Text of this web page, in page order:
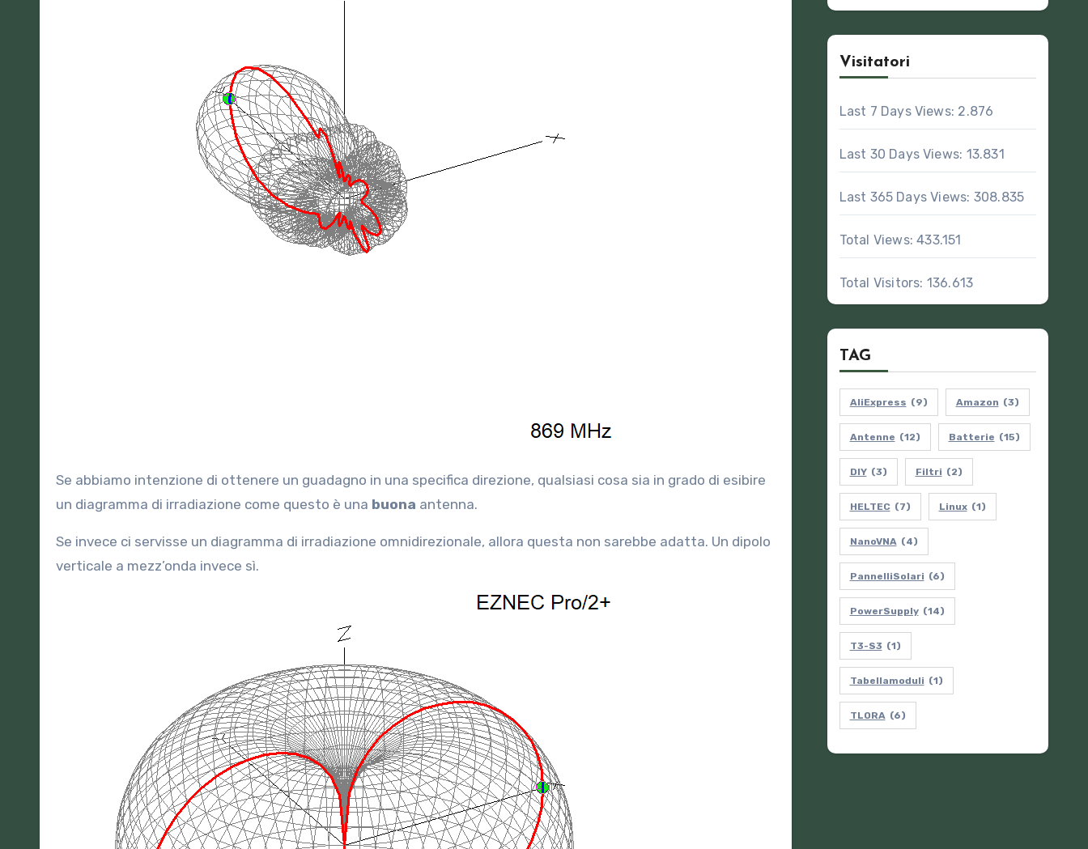
Se abbiamo intenzione di ottenere un guadagno in una specifica direzione, qualsiasi cosa sia in grado di esibire
un diagramma di irradiazione come questo è una buona antenna.
Se invece ci servisse un diagramma di irradiazione omnidirezionale, allora questa non sarebbe adatta. Un dipolo
verticale a mezz’onda invece sì.
Visitatori
Last 7 Days Views: 2.876
Last 30 Days Views: 13.831
Last 365 Days Views: 308.835
Total Views:433.151
Total Visitors: 136.613
TAG
AliExpress (9) Amazon (3)
Antenne (12) Batterie (15)
DIY (3) Filtri (2)
HELTEC (7) Linux (1)
NanoVNA (4)
PannelliSolari (6)
PowerSupply (14)
T3-S3 (1)
Tabellamoduli (1)
TLORA (6)